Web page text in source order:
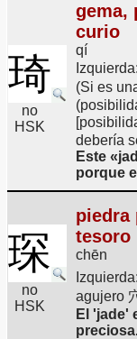
琦
no
HSK
gema,
curio
qí
(Si es
debería
Este
porque
琛
no
HSK
piedra
tesoro
chēn
agujero
El 'jade'